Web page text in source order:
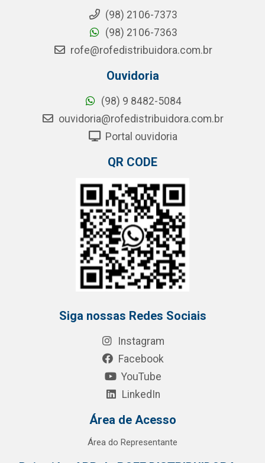
(98) 2106-7373
(98) 2106-7363
rofe@rofedistribuidora.com.br
Ouvidoria
(98) 9 8482-5084
ouvidoria@rofedistribuidora.com.br
Portal ouvidoria
QR CODE
Siga nossas Redes Sociais
Instagram
Facebook
YouTube
LinkedIn
Área de Acesso
Área do Representante